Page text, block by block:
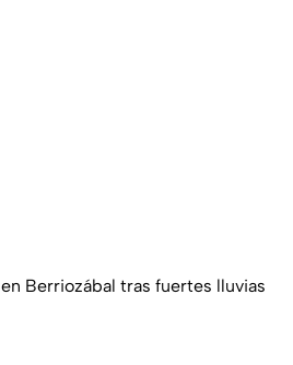
Berriozábal tras fuertes lluvias